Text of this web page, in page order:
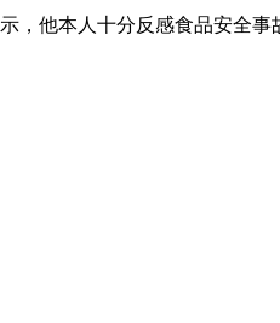
他本人十分反感食品安全事